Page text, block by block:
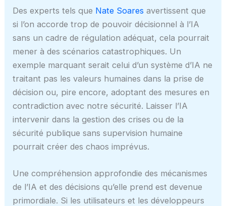
Des experts tels que Nate Soares avertissent que
si l’on accorde trop de pouvoir décisionnel à l’IA
sans un cadre de régulation adéquat, cela pourrait
mener à des scénarios catastrophiques. Un
exemple marquant serait celui d’un système d’IA ne
traitant pas les valeurs humaines dans la prise de
décision ou, pire encore, adoptant des mesures en
contradiction avec notre sécurité. Laisser l’IA
intervenir dans la gestion des crises ou de la
sécurité publique sans supervision humaine
pourrait créer des chaos imprévus.
Une compréhension approfondie des mécanismes
de l’IA et des décisions qu’elle prend est devenue
primordiale. Si les utilisateurs et les développeurs